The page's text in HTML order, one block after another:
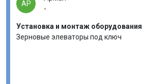
АР
-
Установка и монтаж оборудования
Зерновые элеваторы под ключ